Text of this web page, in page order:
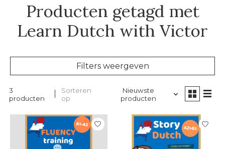
Producten getagd met
Learn Dutch with Victor
Filters weergeven
3
producten
Sorteren
op
Nieuwste
producten